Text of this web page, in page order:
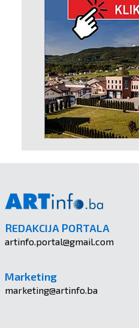
REDAKCIJA PORTALA
artinfo.portal@gmail.com
Marketing
marketing@artinfo.ba